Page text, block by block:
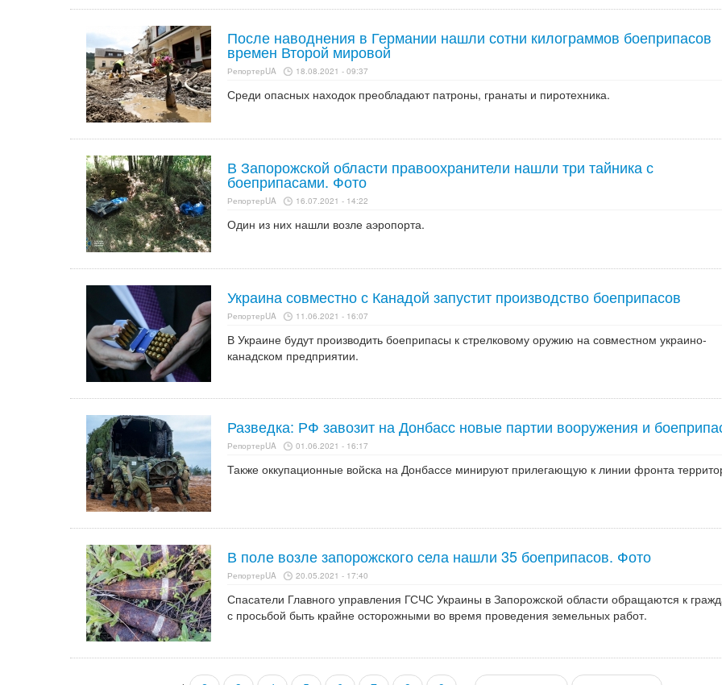
После наводнения в Германии нашли сотни килограммов боеприпасов
времен Второй мировой
РепортерUA 18.08.2021 - 09:37
Среди опасных находок преобладают патроны, гранаты и пиротехника.
В Запорожской области правоохранители нашли три тайника с
боеприпасами. Фото
РепортерUA 16.07.2021 - 14:22
Один из них нашли возле аэропорта.
Украина совместно с Канадой запустит производство боеприпасов
РепортерUA 11.06.2021 - 16:07
В Украине будут производить боеприпасы к стрелковому оружию на совместном украино-
канадском предприятии.
Разведка: РФ завозит на Донбасс новые партии вооружения и
РепортерUA 01.06.2021 - 16:17
Также оккупационные войска на Донбассе минируют прилегающую к линии фронта
В поле возле запорожского села нашли 35 боеприпасов. Фото
РепортерUA 20.05.2021 - 17:40
Спасатели Главного управления ГСЧС Украины в Запорожской области обращаются к
с просьбой быть крайне осторожными во время проведения земельных работ.